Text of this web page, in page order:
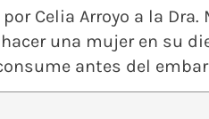
Celia Arroyo a la
una mujer en su
antes del